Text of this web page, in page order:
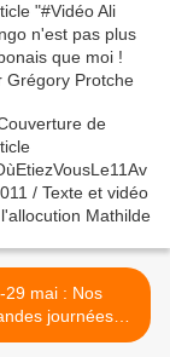
29 mai : Nos
journées
avec La Plume